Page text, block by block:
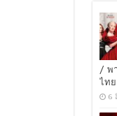
/ พ
ไท
6